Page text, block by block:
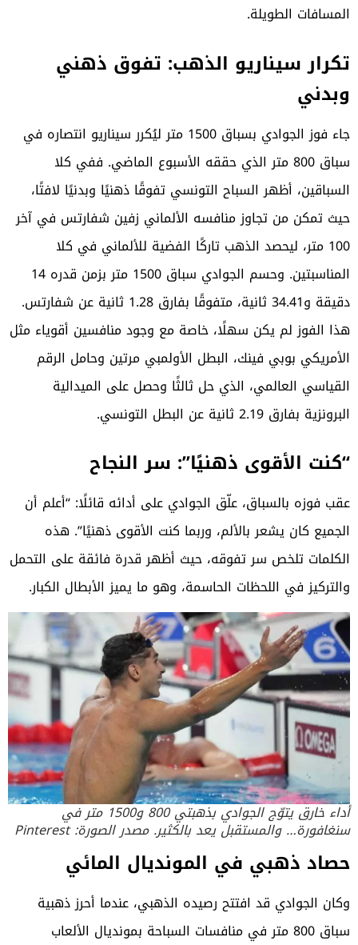
المسافات الطويلة.
تكرار سيناريو الذهب: تفوق ذهني
وبدني
جاء فوز الجوادي بسباق 1500 متر ليُكرر سيناريو انتصاره في
سباق 800 متر الذي حققه الأسبوع الماضي. ففي كلا
السباقين، أظهر السباح التونسي تفوقًا ذهنيًا وبدنيًا لافتًا،
حيث تمكن من تجاوز منافسه الألماني زفين شفارتس في آخر
100 متر، ليحصد الذهب تاركًا الفضية للألماني في كلا
المناسبتين. وحسم الجوادي سباق 1500 متر بزمن قدره 14
دقيقة و34.41 ثانية، متفوقًا بفارق 1.28 ثانية عن شفارتس.
هذا الفوز لم يكن سهلًا، خاصة مع وجود منافسين أقوياء مثل
الأمريكي بوبي فينك، البطل الأولمبي مرتين وحامل الرقم
القياسي العالمي، الذي حل ثالثًا وحصل على الميدالية
البرونزية بفارق 2.19 ثانية عن البطل التونسي.
“كنت الأقوى ذهنيًا”: سر النجاح
عقب فوزه بالسباق، علّق الجوادي على أدائه قائلًا: “أعلم أن
الجميع كان يشعر بالألم، وربما كنت الأقوى ذهنيًا”. هذه
الكلمات تلخص سر تفوقه، حيث أظهر قدرة فائقة على التحمل
والتركيز في اللحظات الحاسمة، وهو ما يميز الأبطال الكبار.
أداء خارق يتوّج الجوادي بذهبتي 800 و1500 متر في
سنغافورة… والمستقبل يعد بالكثير. مصدر الصورة: Pinterest
حصاد ذهبي في المونديال المائي
وكان الجوادي قد افتتح رصيده الذهبي، عندما أحرز ذهبية
سباق 800 متر في منافسات السباحة بمونديال الألعاب